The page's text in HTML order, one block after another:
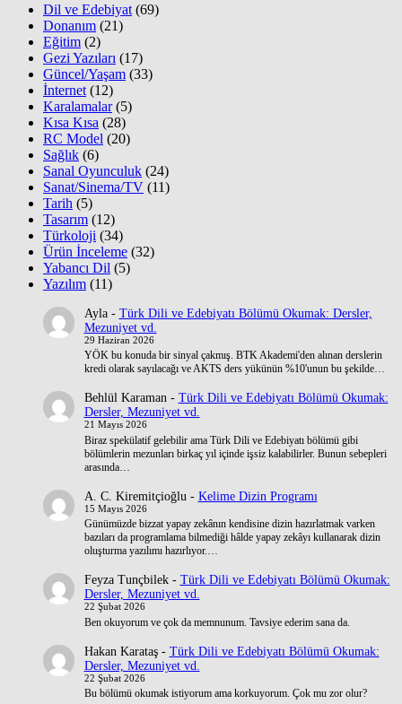
Dil ve Edebiyat (69)
Donanım (21)
Eğitim (2)
Gezi Yazıları (17)
Güncel/Yaşam (33)
İnternet (12)
Karalamalar(5)
Kısa Kısa (28)
RC Model (20)
Sağlık (6)
Sanal Oyunculuk (24)
Sanat/Sinema/TV (11)
Tarih (5)
Tasarım (12)
Türkoloji (34)
Ürün İnceleme (32)
Yabancı Dil (5)
Yazılım (11)
Ayla- Türk Dili ve Edebiyatı Bölümü Okumak: Dersler,
Mezuniyet vd.
29 Haziran 2026
YÖK bu konuda bir sinyal çakmış. BTK Akademi'den alınan derslerin
kredi olarak sayılacağı ve AKTS ders yükünün %10'unun bu şekilde…
Behlül Karaman- Türk Dili ve Edebiyatı Bölümü Okumak:
Dersler, Mezuniyet vd.
21 Mayıs 2026
Biraz spekülatif gelebilir ama Türk Dili ve Edebiyatı bölümü gibi
bölümlerin mezunları birkaç yıl içinde işsiz kalabilirler. Bunun sebepleri
arasında…
A. C. Kiremitçioğlu - Kelime Dizin Programı
15 Mayıs 2026
Günümüzde bizzat yapay zekânın kendisine dizin hazırlatmak varken
bazıları da programlama bilmediği hâlde yapay zekâyı kullanarak dizin
oluşturma yazılımı hazırlıyor.…
Feyza Tunçbilek- Türk Dili ve Edebiyatı Bölümü Okumak:
Dersler, Mezuniyet vd.
22 Şubat 2026
Ben okuyorum ve çok da memnunum. Tavsiye ederim sana da.
Hakan Karataş- Türk Dili ve Edebiyatı Bölümü Okumak:
Dersler, Mezuniyet vd.
22 Şubat 2026
Bu bölümü okumak istiyorum ama korkuyorum. Çok mu zor olur?